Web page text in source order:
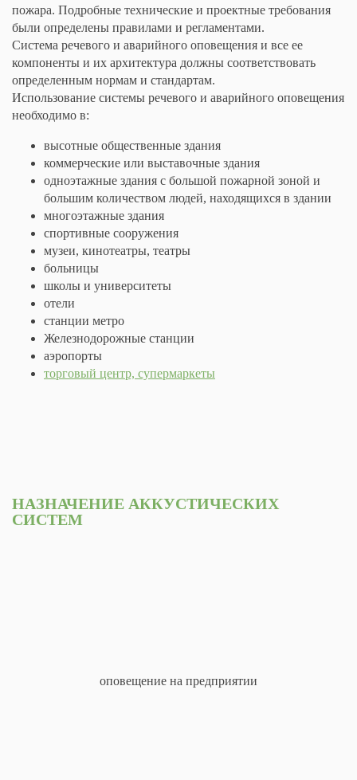
пожара. Подробные технические и проектные требования
были определены правилами и регламентами.
Система речевого и аварийного оповещения и все ее
компоненты и их архитектура должны соответствовать
определенным нормам и стандартам.
Использование системы речевого и аварийного оповещения
необходимо в:
высотные общественные здания
коммерческие или выставочные здания
одноэтажные здания с большой пожарной зоной и
большим количеством людей, находящихся в здании
многоэтажные здания
спортивные сооружения
музеи, кинотеатры, театры
больницы
школы и университеты
отели
станции метро
Железнодорожные станции
аэропорты
торговый центр, супермаркеты
НАЗНАЧЕНИЕ АККУСТИЧЕСКИХ
СИСТЕМ
оповещение на предприятии